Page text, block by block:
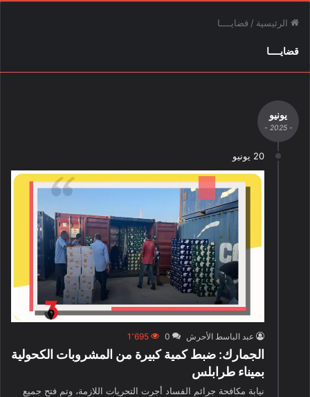
الرئيسية / قضايــــا
قضايــــا
يونيو
- 2025 -
20 يونيو
عبد الباسط الأحرش 0 1٬695
الجمارك: ضبط كمية كبيرة من المشروبات الكحولية
بميناء طرابلس
نيابة مكافحة جرائم الفساد أجرت التحريات اللازمة، وتم فتح جميع